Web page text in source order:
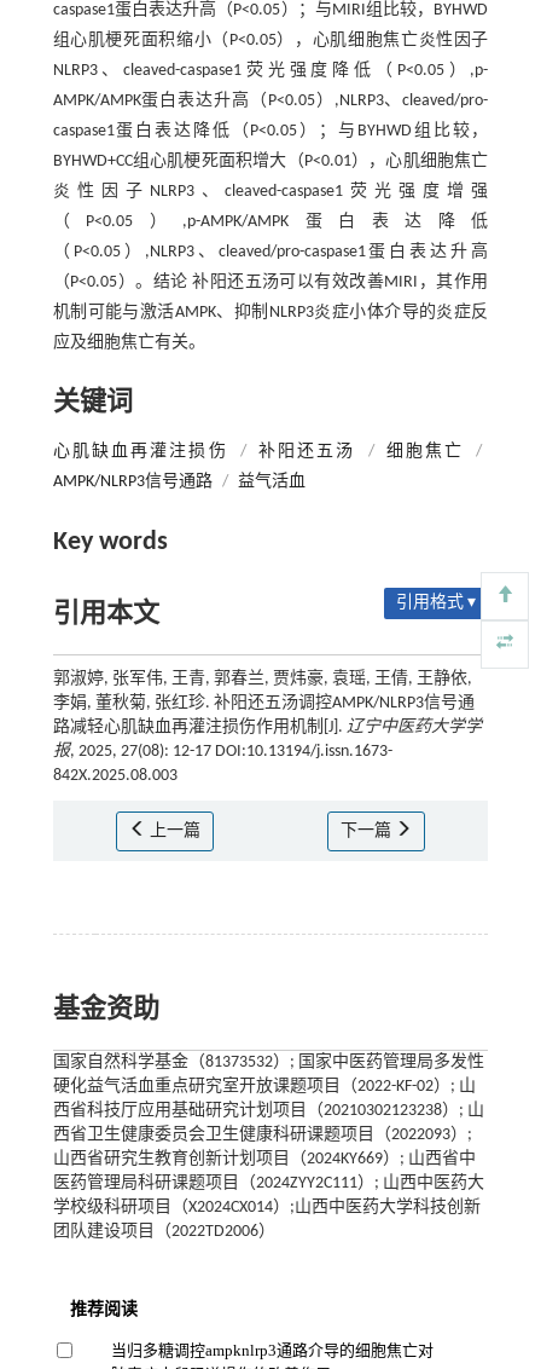
caspase1蛋白表达升高（P<0.05）；与MIRI组比较，BYHWD
组心肌梗死面积缩小（P<0.05），心肌细胞焦亡炎性因子
NLRP3、cleaved-caspase1荧光强度降低（P<0.05）,p-
AMPK/AMPK蛋白表达升高（P<0.05）,NLRP3、cleaved/pro-
caspase1蛋白表达降低（P<0.05）；与BYHWD组比较，
BYHWD+CC组心肌梗死面积增大（P<0.01），心肌细胞焦亡
炎性因子NLRP3、cleaved-caspase1荧光强度增强
（P<0.05）,p-AMPK/AMPK蛋白表达降低
（P<0.05）,NLRP3、cleaved/pro-caspase1蛋白表达升高
（P<0.05）。结论 补阳还五汤可以有效改善MIRI，其作用
机制可能与激活AMPK、抑制NLRP3炎症小体介导的炎症反
应及细胞焦亡有关。
关键词
心肌缺血再灌注损伤 / 补阳还五汤 / 细胞焦亡
/
AMPK/NLRP3信号通路 / 益气活血
Key words
引用本文 引用格式 ▾
郭淑婷, 张军伟, 王青, 郭春兰, 贾炜豪, 袁瑶, 王倩, 王静依,
李娟, 董秋菊, 张红珍. 补阳还五汤调控AMPK/NLRP3信号通
路减轻心肌缺血再灌注损伤作用机制[J]. 辽宁中医药大学学
报, 2025, 27(08): 12-17 DOI:10.13194/j.issn.1673-
842X.2025.08.003
上一篇 下一篇
基金资助
国家自然科学基金（81373532）; 国家中医药管理局多发性
硬化益气活血重点研究室开放课题项目（2022-KF-02）; 山
西省科技厅应用基础研究计划项目（20210302123238）; 山
西省卫生健康委员会卫生健康科研课题项目（2022093）;
山西省研究生教育创新计划项目（2024KY669）; 山西省中
医药管理局科研课题项目（2024ZYY2C111）; 山西中医药大
学校级科研项目（X2024CX014）;山西中医药大学科技创新
团队建设项目（2022TD2006）